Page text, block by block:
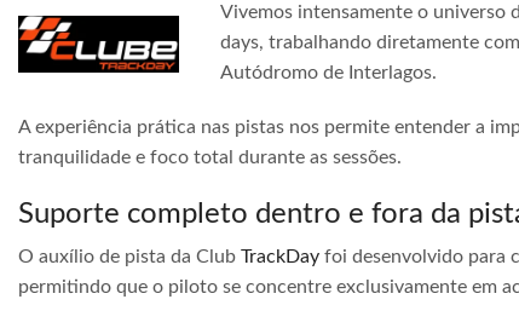
Vivemos intensamente o universo
days, trabalhando diretamente
Autódromo de Interlagos.
A experiência prática nas pistas nos permite entender a
tranquilidade e foco total durante as sessões.
Suporte completo dentro e fora da
O auxílio de pista da Club TrackDay foi desenvolvido para
permitindo que o piloto se concentre exclusivamente em